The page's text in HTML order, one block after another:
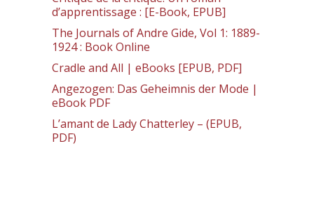
d’apprentissage : [E-Book, EPUB]
The Journals of Andre Gide, Vol 1: 1889-
1924 : Book Online
Cradle and All | eBooks [EPUB, PDF]
Angezogen: Das Geheimnis der Mode |
eBook PDF
L’amant de Lady Chatterley – (EPUB,
PDF)